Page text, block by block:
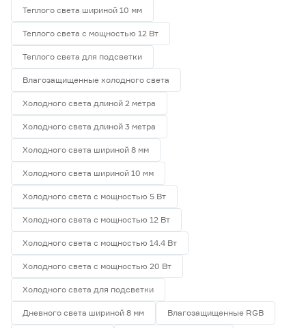
Теплого света шириной 10 мм
Теплого света с мощностью 12 Вт
Теплого света для подсветки
Влагозащищенные холодного света
Холодного света длиной 2 метра
Холодного света длиной 3 метра
Холодного света шириной 8 мм
Холодного света шириной 10 мм
Холодного света с мощностью 5 Вт
Холодного света с мощностью 12 Вт
Холодного света с мощностью 14.4 Вт
Холодного света с мощностью 20 Вт
Холодного света для подсветки
Дневного света шириной 8 мм Влагозащищенные RGB